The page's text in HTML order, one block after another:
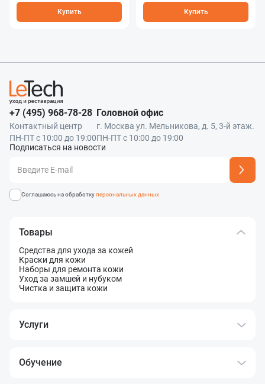
Купить Купить
+7 (495) 968-78-28
Контактный центр
ПН-ПТ с 10:00 до 19:00
Головной офис
г. Москва ул. Мельникова, д. 5, 3-й этаж.
ПН-ПТ с 10:00 до 19:00
Подписаться на новости
Адрес подписки успешно добавлен
Соглашаюсь на обработкуперсональных данных
Товары
Средства для ухода за кожей
Краски для кожи
Наборы для ремонта кожи
Уход за замшей и нубуком
Чистка и защита кожи
Услуги
Обучение